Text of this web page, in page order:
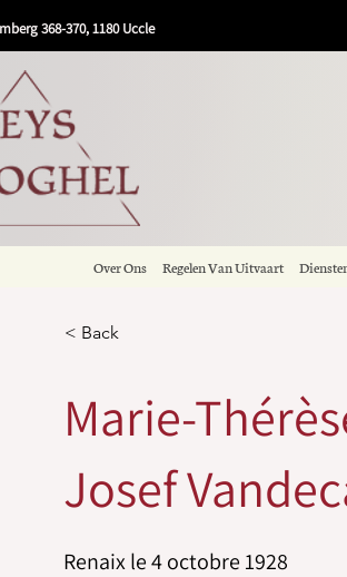
368-370, 1180 Uccle
Over Ons Regelen Van Uitvaart
< Back
Marie-
Josef
Renaix le 4 octobre 1928